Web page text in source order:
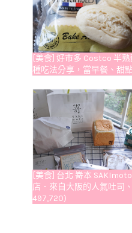
[美食] 好市多 Costco 半
種吃法分享，當早餐、甜
[美食] 台北 嵜本
店．來自大阪的人氣吐司
497,720)